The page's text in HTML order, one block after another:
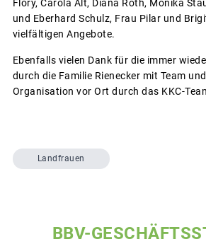
Flory, Carola Alt, Diana Roth, Monika
und Eberhard Schulz, Frau Pilar und
vielfältigen Angebote.
Ebenfalls vielen Dank für die immer
durch die Familie Rienecker mit Team
Organisation vor Ort durch das KKC-
Landfrauen
BBV-